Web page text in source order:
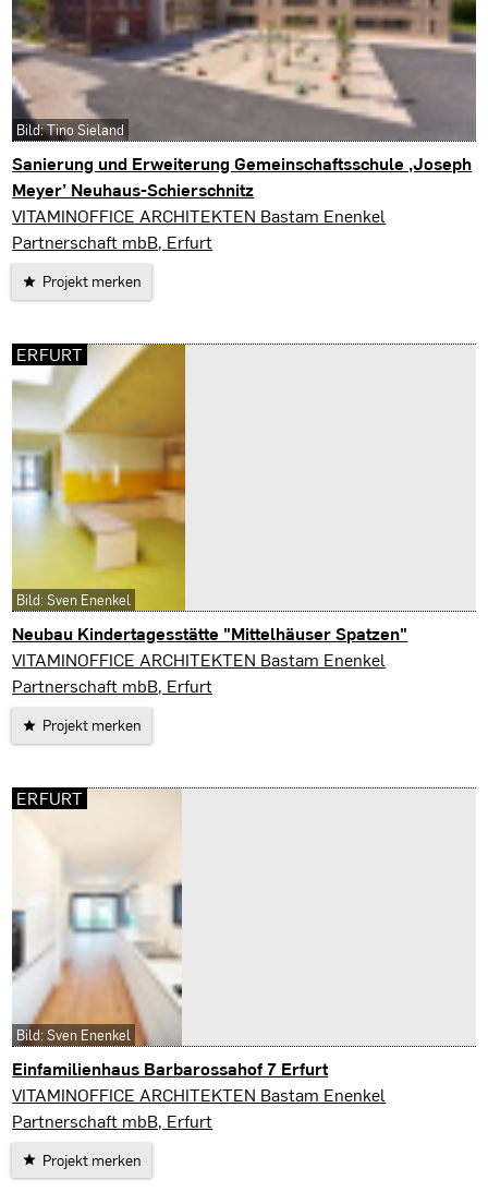
Sanierung und Erweiterung Gemeinschaftsschule ‚Joseph
Meyer’ Neuhaus-Schierschnitz
Neuhaus-Schierschnitz
VITAMINOFFICE ARCHITEKTEN Bastam Enenkel
Partnerschaft mbB, Erfurt
Projekt merken
Bild: Tino Sieland
Neubau Kindertagesstätte "Mittelhäuser Spatzen"
Erfurt
VITAMINOFFICE ARCHITEKTEN Bastam Enenkel
Partnerschaft mbB, Erfurt
Projekt merken
ERFURT
Bild: Sven Enenkel
Einfamilienhaus Barbarossahof 7 Erfurt
Erfurt
VITAMINOFFICE ARCHITEKTEN Bastam Enenkel
Partnerschaft mbB, Erfurt
Projekt merken
ERFURT
Bild: Sven Enenkel